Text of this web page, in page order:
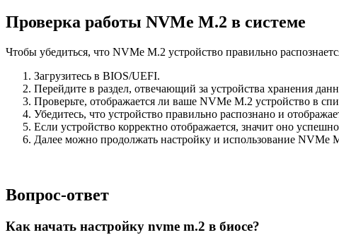
Проверка работы NVMe M.2 в системе
Чтобы убедиться, что NVMe M.2 устройство правильно
Загрузитесь в BIOS/UEFI.
Перейдите в раздел, отвечающий за устройства хранения
Проверьте, отображается ли ваше NVMe M.2 устройство в
Убедитесь, что устройство правильно распознано и
Если устройство корректно отображается, значит оно
Далее можно продолжать настройку и использование NVMe
Вопрос-ответ
Как начать настройку nvme m.2 в биосе?